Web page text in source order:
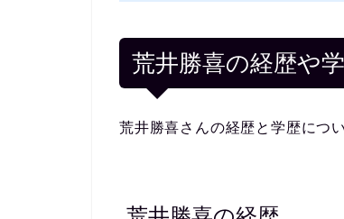
荒井勝喜の経歴や
荒井勝喜さんの経歴と学歴につ